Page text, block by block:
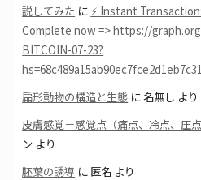
説してみた に ⚡ Instant
Complete now => https://
BITCOIN-07-23?
扁形動物の構造と生態 に名無し より
皮膚感覚－感覚点（痛点、冷点、圧点
ン より
胚葉の誘導 に 匿名 より